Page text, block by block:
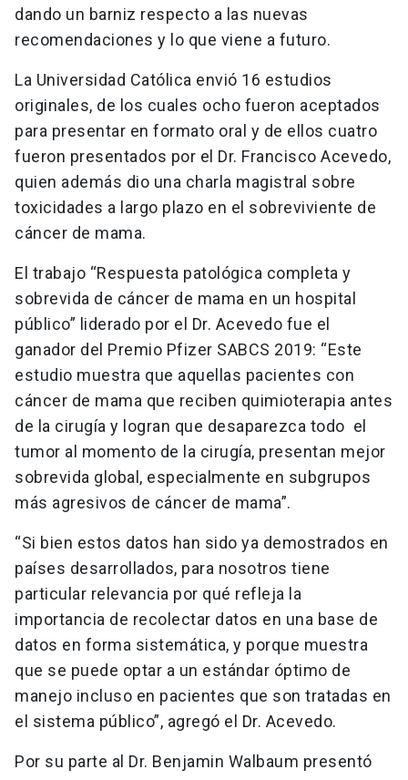
dando un barniz respecto a las nuevas
recomendaciones y lo que viene a futuro.
La Universidad Católica envió 16 estudios
originales, de los cuales ocho fueron aceptados
para presentar en formato oral y de ellos cuatro
fueron presentados por el Dr. Francisco Acevedo,
quien además dio una charla magistral sobre
toxicidades a largo plazo en el sobreviviente de
cáncer de mama.
El trabajo “Respuesta patológica completa y
sobrevida de cáncer de mama en un hospital
público” liderado por el Dr. Acevedo fue el
ganador del Premio Pfizer SABCS 2019: “Este
estudio muestra que aquellas pacientes con
cáncer de mama que reciben quimioterapia antes
de la cirugía y logran que desaparezca todo el
tumor al momento de la cirugía, presentan mejor
sobrevida global, especialmente en subgrupos
más agresivos de cáncer de mama”.
“Si bien estos datos han sido ya demostrados en
países desarrollados, para nosotros tiene
particular relevancia por qué refleja la
importancia de recolectar datos en una base de
datos en forma sistemática, y porque muestra
que se puede optar a un estándar óptimo de
manejo incluso en pacientes que son tratadas en
el sistema público”, agregó el Dr. Acevedo.
Por su parte al Dr. Benjamin Walbaum presentó